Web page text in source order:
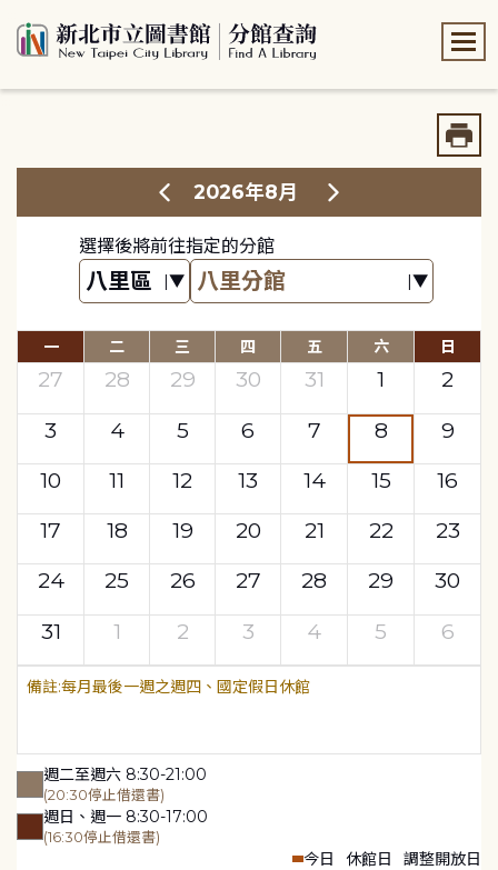
2026年8月
選擇後將前往指定的分館
一 二 三 四 五 六 日
27 28 29 30 31 1
2
3
4 5 6 7 8
9
10
11 12 13 14 15
16
17
18 19 20 21 22
23
24
25 26 27 28 29
30
31
1 2 3 4 5 6
每月最後一週之週四、國定假日休館
週二至週六 8:30-21:00
(20:30停止借還書)
週日、週一 8:30-17:00
(16:30停止借還書)
今日 休館日 調整開放日